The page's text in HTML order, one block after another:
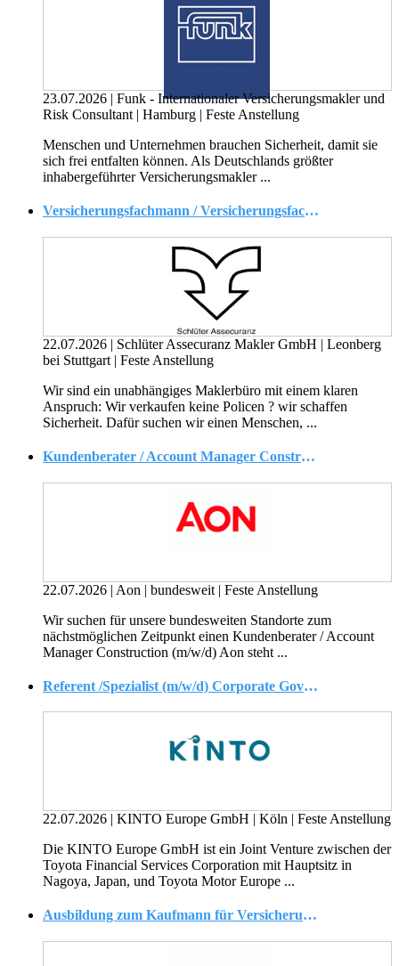
23.07.2026 | Funk - Internationaler Versicherungsmakler und
Risk Consultant | Hamburg | Feste Anstellung
Menschen und Unternehmen brauchen Sicherheit, damit sie
sich frei entfalten können. Als Deutschlands größter
inhabergeführter Versicherungsmakler ...
Versicherungsfachmann / Versicherungsfachfrau (m/w/d)
22.07.2026 | Schlüter Assecuranz Makler GmbH | Leonberg
bei Stuttgart | Feste Anstellung
Wir sind ein unabhängiges Maklerbüro mit einem klaren
Anspruch: Wir verkaufen keine Policen ? wir schaffen
Sicherheit. Dafür suchen wir einen Menschen, ...
Kundenberater / Account Manager Construction (m/w/d)
22.07.2026 | Aon | bundesweit | Feste Anstellung
Wir suchen für unsere bundesweiten Standorte zum
nächstmöglichen Zeitpunkt einen Kundenberater / Account
Manager Construction (m/w/d) Aon steht ...
Referent /Spezialist (m/w/d) Corporate Governance
22.07.2026 KINTO Europe GmbH Köln
Feste Anstellung
Die KINTO Europe GmbH ist ein Joint Venture zwischen der
Toyota Financial Services Corporation mit Hauptsitz in
Nagoya, Japan, und Toyota Motor Europe ...
Ausbildung zum Kaufmann für Versicherungen und Finanzanlagen (m/w/d)